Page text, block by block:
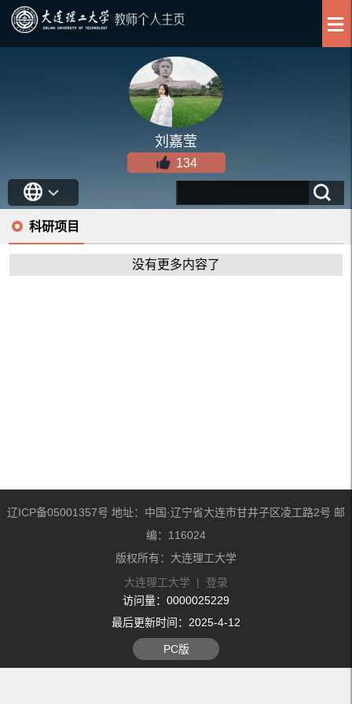
刘嘉莹
134
科研项目
没有更多内容了
辽ICP备05001357号 地址：中国·辽宁省大连市甘井子区凌工路2号 邮
编：116024
版权所有：大连理工大学
大连理工大学 | 登录
访问量： 0000025229
最后更新时间： 2025-4-12
PC版